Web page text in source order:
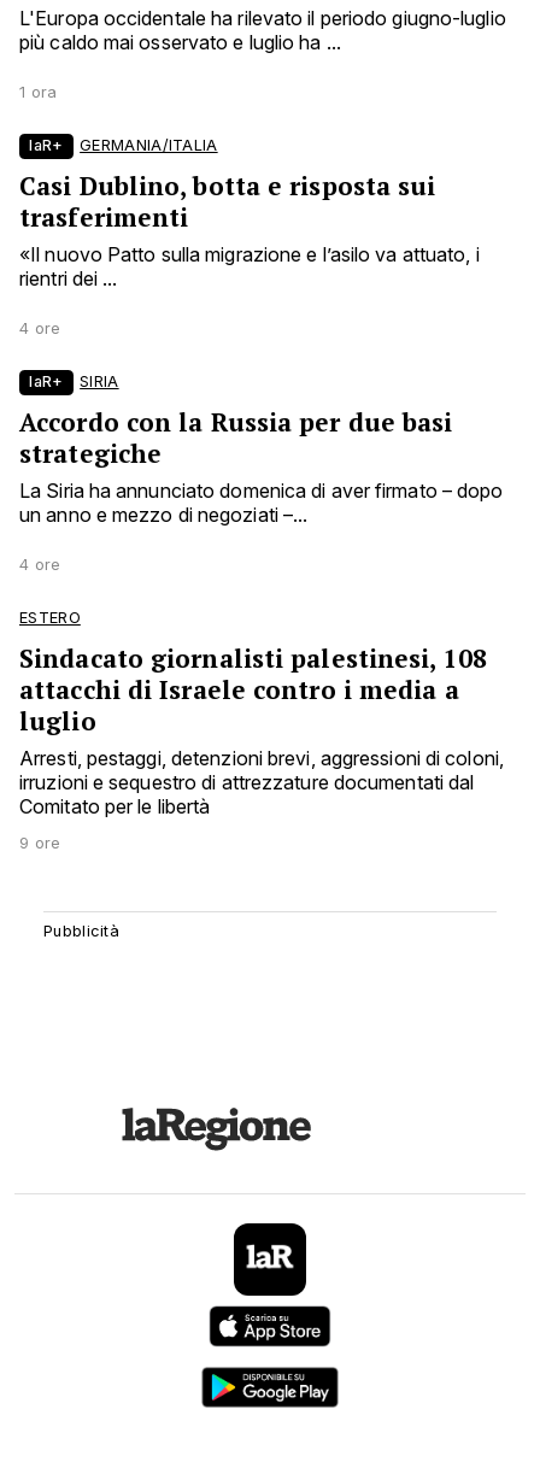
L'Europa occidentale ha rilevato il periodo giugno-luglio
più caldo mai osservato e luglio ha ...
1 ora
laR+ GERMANIA/ITALIA
Casi Dublino, botta e risposta sui
trasferimenti
«Il nuovo Patto sulla migrazione e l’asilo va attuato, i
rientri dei ...
4 ore
laR+ SIRIA
Accordo con la Russia per due basi
strategiche
La Siria ha annunciato domenica di aver firmato – dopo
un anno e mezzo di negoziati –...
4 ore
ESTERO
Sindacato giornalisti palestinesi, 108
attacchi di Israele contro i media a
luglio
Arresti, pestaggi, detenzioni brevi, aggressioni di coloni,
irruzioni e sequestro di attrezzature documentati dal
Comitato per le libertà
9 ore